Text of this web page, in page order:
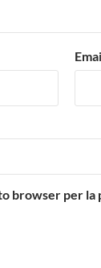
browser per